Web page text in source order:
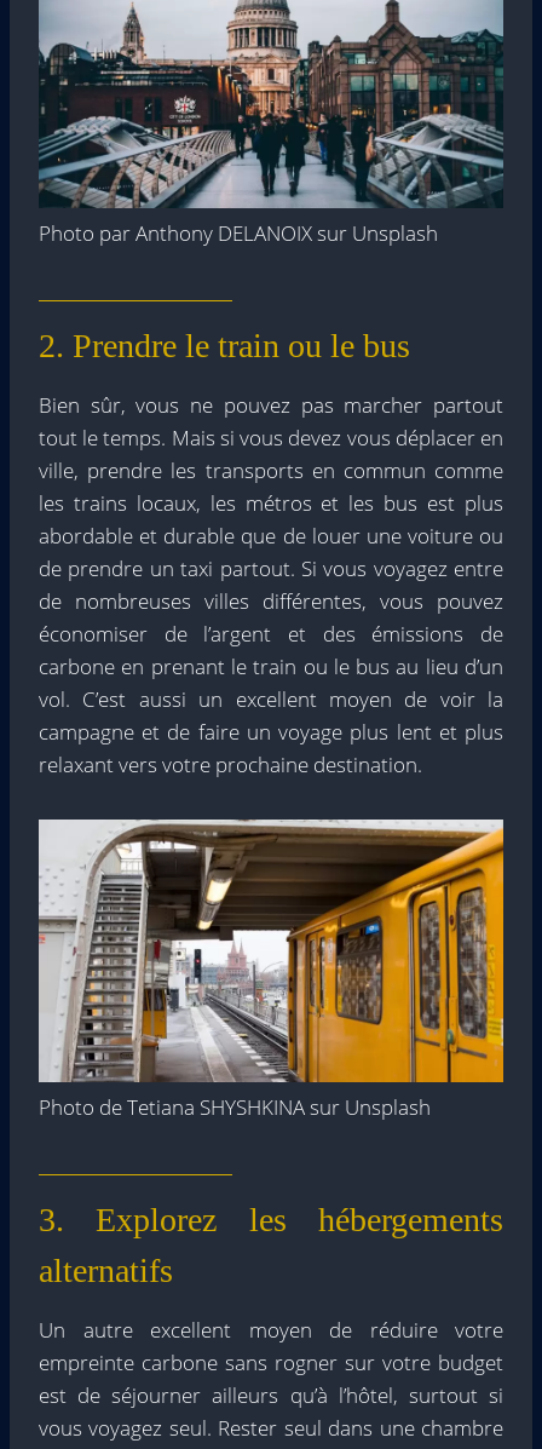
Photo par Anthony DELANOIX sur Unsplash
2. Prendre le train ou le bus
Bien sûr, vous ne pouvez pas marcher partout
tout le temps. Mais si vous devez vous déplacer en
ville, prendre les transports en commun comme
les trains locaux, les métros et les bus est plus
abordable et durable que de louer une voiture ou
de prendre un taxi partout. Si vous voyagez entre
de nombreuses villes différentes, vous pouvez
économiser de l’argent et des émissions de
carbone en prenant le train ou le bus au lieu d’un
vol. C’est aussi un excellent moyen de voir la
campagne et de faire un voyage plus lent et plus
relaxant vers votre prochaine destination.
Photo de Tetiana SHYSHKINA sur Unsplash
3. Explorez les hébergements
alternatifs
Un autre excellent moyen de réduire votre
empreinte carbone sans rogner sur votre budget
est de séjourner ailleurs qu’à l’hôtel, surtout si
vous voyagez seul. Rester seul dans une chambre